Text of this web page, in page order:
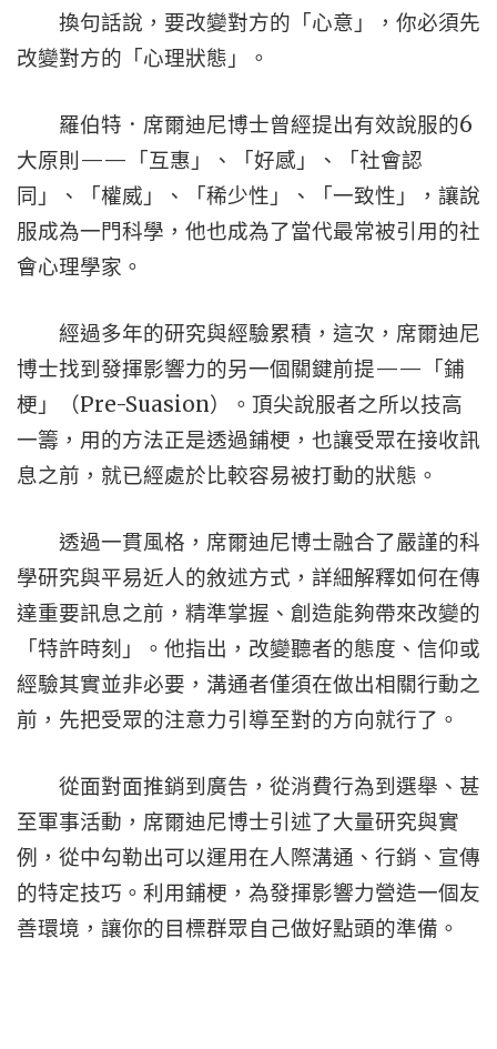
換句話說，要改變對方的「心意」，你必須先
改變對方的「心理狀態」。
羅伯特．席爾迪尼博士曾經提出有效說服的6
大原則——「互惠」、「好感」、「社會認
同」、「權威」、「稀少性」、「一致性」，讓說
服成為一門科學，他也成為了當代最常被引用的社
會心理學家。
經過多年的研究與經驗累積，這次，席爾迪尼
博士找到發揮影響力的另一個關鍵前提——「鋪
梗」（Pre-Suasion）。頂尖說服者之所以技高
一籌，用的方法正是透過鋪梗，也讓受眾在接收訊
息之前，就已經處於比較容易被打動的狀態。
透過一貫風格，席爾迪尼博士融合了嚴謹的科
學研究與平易近人的敘述方式，詳細解釋如何在傳
達重要訊息之前，精準掌握、創造能夠帶來改變的
「特許時刻」。他指出，改變聽者的態度、信仰或
經驗其實並非必要，溝通者僅須在做出相關行動之
前，先把受眾的注意力引導至對的方向就行了。
從面對面推銷到廣告，從消費行為到選舉、甚
至軍事活動，席爾迪尼博士引述了大量研究與實
例，從中勾勒出可以運用在人際溝通、行銷、宣傳
的特定技巧。利用鋪梗，為發揮影響力營造一個友
善環境，讓你的目標群眾自己做好點頭的準備。